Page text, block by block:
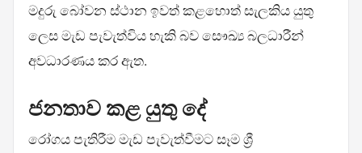
මදුරු බෝවන ස්ථාන ඉවත් කළහොත් සැලකිය යුතු
ලෙස මැඩ පැවැත්විය හැකි බව සෞඛ්‍ය බලධාරීන්
අවධාරණය කර ඇත.
ජනතාව කළ යුතු දේ
රෝගය පැතිරීම මැඩ පැවැත්වීමට සෑම ශ්‍රී